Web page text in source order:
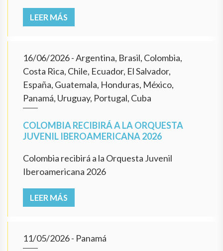
LEER MÁS
16/06/2026- Argentina, Brasil, Colombia,
Costa Rica, Chile, Ecuador, El Salvador,
España, Guatemala, Honduras, México,
Panamá, Uruguay, Portugal, Cuba
COLOMBIA RECIBIRÁ A LA ORQUESTA
JUVENIL IBEROAMERICANA 2026
Colombia recibirá a la Orquesta Juvenil
Iberoamericana 2026
LEER MÁS
11/05/2026- Panamá